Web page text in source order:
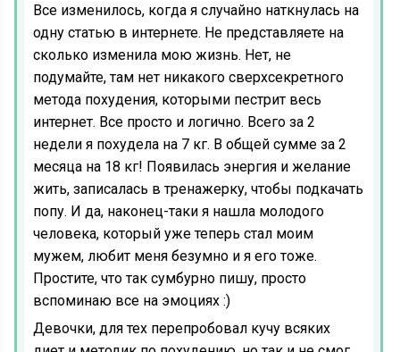
Все изменилось, когда я случайно наткнулась на
одну статью в интернете. Не представляете на
сколько изменила мою жизнь. Нет, не
подумайте, там нет никакого сверхсекретного
метода похудения, которыми пестрит весь
интернет. Все просто и логично. Всего за 2
недели я похудела на 7 кг. В общей сумме за 2
месяца на 18 кг! Появилась энергия и желание
жить, записалась в тренажерку, чтобы подкачать
попу. И да, наконец-таки я нашла молодого
человека, который уже теперь стал моим
мужем, любит меня безумно и я его тоже.
Простите, что так сумбурно пишу, просто
вспоминаю все на эмоциях :)
Девочки, для тех перепробовал кучу всяких